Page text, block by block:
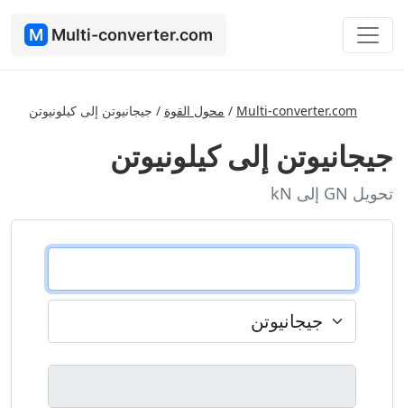
M Multi-converter.com
Multi-converter.com
/ محول القوة / جيجانيوتن إلى كيلونيوتن
جيجانيوتن إلى كيلونيوتن
تحويل GN إلى kN